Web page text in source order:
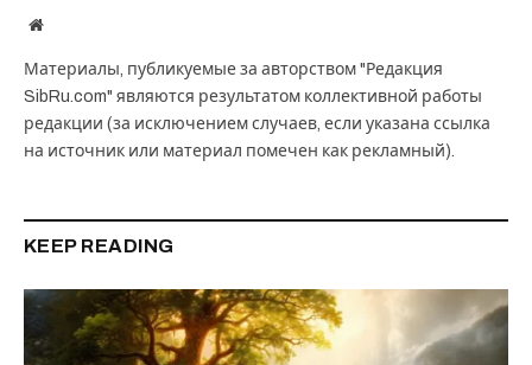
Website
Материалы, публикуемые за авторством "Редакция
SibRu.com" являются результатом коллективной работы
редакции (за исключением случаев, если указана ссылка
на источник или материал помечен как рекламный).
KEEP READING